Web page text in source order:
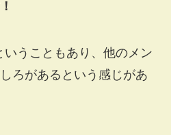
いうこともあり、他のメン
ろがあるという感じがあ